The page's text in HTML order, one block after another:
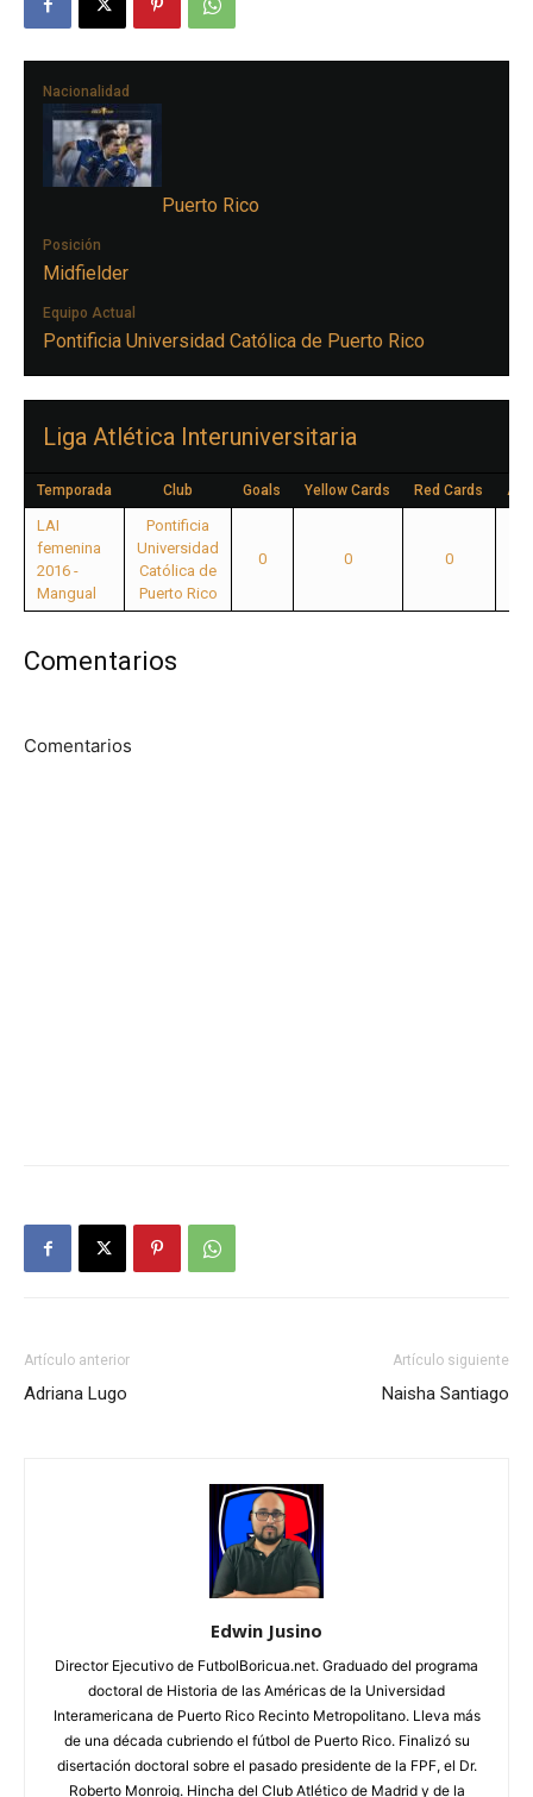
Nacionalidad
Puerto Rico
Posición
Midfielder
Equipo Actual
Pontificia Universidad Católica de Puerto Rico
Liga Atlética Interuniversitaria
Temporada Club Goals Yellow Cards Red Cards
LAI
femenina
2016 -
Mangual
Pontificia
Universidad
Católica de
Puerto Rico
0 0 0
Comentarios
Comentarios
Artículo anterior
Adriana Lugo
Artículo siguiente
Naisha Santiago
Edwin Jusino
Director Ejecutivo de FutbolBoricua.net. Graduado del programa
doctoral de Historia de las Américas de la Universidad
Interamericana de Puerto Rico Recinto Metropolitano. Lleva más
de una década cubriendo el fútbol de Puerto Rico. Finalizó su
disertación doctoral sobre el pasado presidente de la FPF, el Dr.
Roberto Monroig. Hincha del Club Atlético de Madrid y de la